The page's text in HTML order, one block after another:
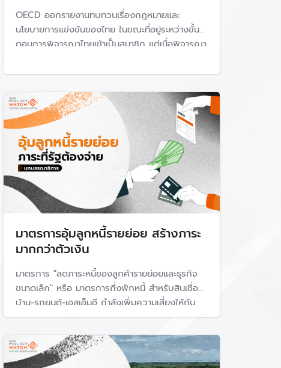
OECD ออกรายงานทบทวนเรื่องกฎหมายและ
นโยบายการแข่งขันของไทย ในขณะที่อยู่ระหว่างขั้น
ตอนการพิจารณาไทยเข้าเป็นสมาชิก แต่เมื่อพิจารณา
รัฐบาลไทยจะทำได้จริงหรือ? และหากยึดตาม
สมาชิก
มาตรการอุ้มลูกหนี้รายย่อย สร้างภาระ
มากกว่าตัวเงิน
มาตรการ "ลดภาระหนี้ของลูกค้ารายย่อยและธุรกิจ
ขนาดเล็ก" หรือ มาตรการกึ่งพักหนี้ สำหรับสินเชื่อ
บ้าน-รถยนต์-เอสเอ็มอี กำลังเพิ่มความเสี่ยงให้กับ
ประเทศ ไม่ใช่ความเสี่ยงเรื่องเม็ดเงินที่ต้องเข้าไปใช้ใน
มาตรการ แต่เป็นความเสี่ยงจากการสร้างวัฒนธรรม
เบี้ยวหนี้ หรือ Moral Hazard ที่จะส่งผลกระทบระยะ
ยาว